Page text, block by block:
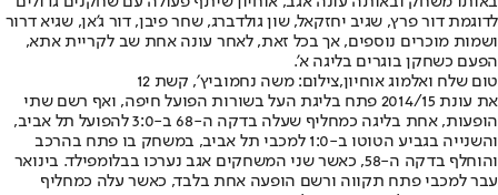
לדוגמת דור פרץ, שגיב יחזקאל, שון גולדברג, שחר פיבן, דור ג'אן, שגיא דרור
ושמות מוכרים נוספים, אך בכל זאת, לאחר עונה אחת שב לקריית אתא,
הפעם כשחקן בוגרים בליגה א'.
טום שלח ואלמוג אוחיון,צילום: משה נחמוביץ׳, קשת 12
את עונת 2014/15 פתח בליגת העל בשורות הפועל חיפה, ואף רשם שתי
הופעות, אחת בליגה כמחליף שעלה בדקה ה-68 ב-3:0 להפועל תל אביב,
והשנייה בגביע הטוטו ב-1:0 למכבי תל אביב, במשחק בו פתח בהרכב
והוחלף בדקה ה-58, כאשר שני המשחקים אגב נערכו בבלומפילד. בינואר
עבר למכבי פתח תקווה ורשם הופעה אחת בלבד, כאשר עלה כמחליף